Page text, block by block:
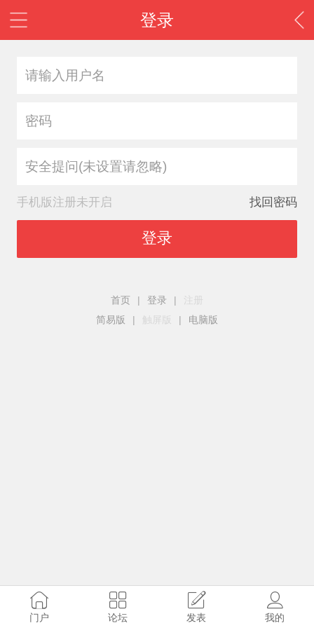
登录
安全提问(未设置请忽略)
手机版注册未开启 找回密码
登录
首页 | 登录 |
注册
简易版
| 触屏版 | 电脑版
门户 论坛 发表 我的